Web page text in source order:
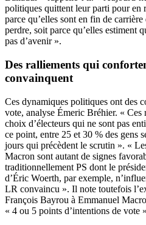
politiques quittent leur parti pour en
parce qu’elles sont en fin de
perdre, soit parce qu’elles estiment
pas d’avenir ».
Des ralliements qui
convainquent
Ces dynamiques politiques ont des
vote, analyse Émeric Bréhier. «
choix d’électeurs qui ne sont pas
ce point, entre 25 et 30 % des gens
jours qui précèdent le scrutin ». «
Macron sont autant de signes
traditionnellement PS dont le
d’Éric Woerth, par exemple,
LR convaincu ». Il note toutefois
François Bayrou à Emmanuel
« 4 ou 5 points d’intentions de vote